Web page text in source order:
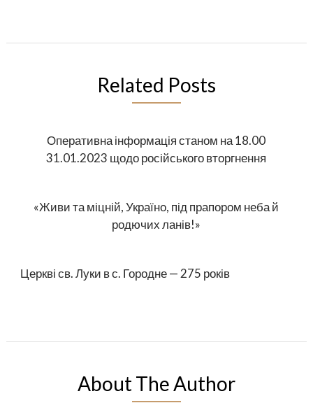
Related Posts
Оперативна інформація станом на 18.00
31.01.2023 щодо російського вторгнення
«Живи та міцній, Україно, під прапором неба й
родючих ланів!»
Церкві св. Луки в с. Городне — 275 років
About The Author